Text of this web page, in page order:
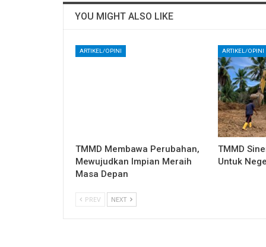
YOU MIGHT ALSO LIKE
ARTIKEL/OPINI
TMMD Membawa Perubahan,
Mewujudkan Impian Meraih
Masa Depan
ARTIKEL/OPINI
TMMD
Untuk
PREV NEXT